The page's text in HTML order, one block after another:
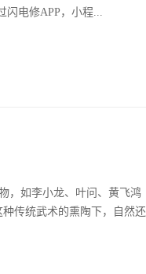
电修APP，小程...
，如李小龙、叶问、黄飞鸿
传统武术的熏陶下，自然还